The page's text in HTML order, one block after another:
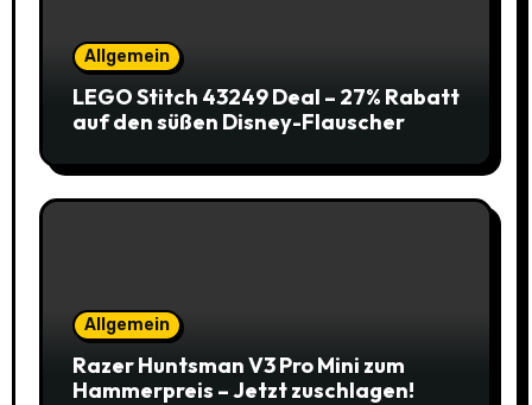
Allgemein
LEGO Stitch 43249 Deal – 27% Rabatt
auf den süßen Disney-Flauscher
Allgemein
Razer Huntsman V3 Pro Mini zum
Hammerpreis – Jetzt zuschlagen!